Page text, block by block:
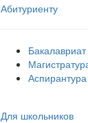
Абитуриенту
Бакалавриат
Аспирантура
Для школьников